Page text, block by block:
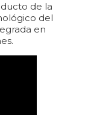
de la
del
en